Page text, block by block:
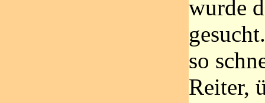
wurde
so
Reiter,